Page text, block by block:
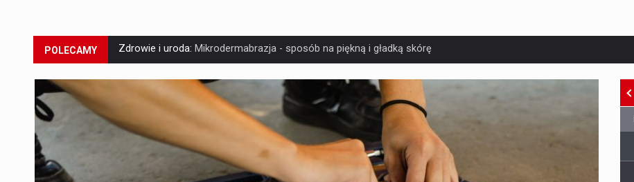
POLECAMY Zdrowie i uroda: Mikrodermabrazja - sposób na piękną i gładką skórę
Dom:Krzesło schodowe do domu - czym jest i kiedy się przyda?
Rozwój i kreatywność: Jakie dotacje unijne czekają w 2025 roku?
Hobby:Leasing Porshe – ile kosztuje luksus? Będziesz zaskoczony!
Produkcja artykułów metalowych i ogrodowych na najwyższym poziomie